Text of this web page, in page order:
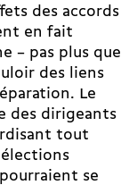
des accords
en fait
– pas plus que
des liens
Le
des dirigeants
tout
se